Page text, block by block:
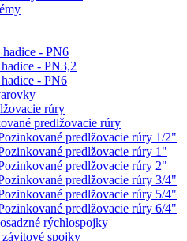
- PN6
- PN3,2
- PN6
rúry
predlžovacie rúry
predlžovacie rúry 1/2"
predlžovacie rúry 1"
predlžovacie rúry 2"
predlžovacie rúry 3/4"
predlžovacie rúry 5/4"
predlžovacie rúry 6/4"
rýchlospojky
spojky